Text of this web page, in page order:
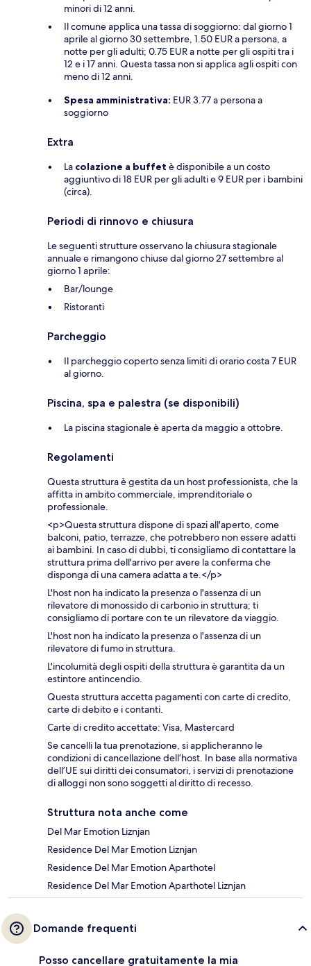
minori di 12 anni.
Il comune applica una tassa di soggiorno: dal giorno 1
aprile al giorno 30 settembre, 1.50 EUR a persona, a
notte per gli adulti; 0.75 EUR a notte per gli ospiti tra i
12 e i 17 anni. Questa tassa non si applica agli ospiti con
meno di 12 anni.
Spesa amministrativa: EUR 3.77 a persona a
soggiorno
Extra
La colazione a buffet è disponibile a un costo
aggiuntivo di 18 EUR per gli adulti e 9 EUR per i bambini
(circa).
Periodi di rinnovo e chiusura
Le seguenti strutture osservano la chiusura stagionale
annuale e rimangono chiuse dal giorno 27 settembre al
giorno 1 aprile:
Bar/lounge
Ristoranti
Parcheggio
Il parcheggio coperto senza limiti di orario costa 7 EUR
al giorno.
Piscina, spa e palestra (se disponibili)
La piscina stagionale è aperta da maggio a ottobre.
Regolamenti
Questa struttura è gestita da un host professionista, che la
affitta in ambito commerciale, imprenditoriale o
professionale.
<p>Questa struttura dispone di spazi all'aperto, come
balconi, patio, terrazze, che potrebbero non essere adatti
ai bambini. In caso di dubbi, ti consigliamo di contattare la
struttura prima dell'arrivo per avere la conferma che
disponga di una camera adatta a te.</p>
L'host non ha indicato la presenza o l'assenza di un
rilevatore di monossido di carbonio in struttura; ti
consigliamo di portare con te un rilevatore da viaggio.
L'host non ha indicato la presenza o l'assenza di un
rilevatore di fumo in struttura.
L'incolumità degli ospiti della struttura è garantita da un
estintore antincendio.
Questa struttura accetta pagamenti con carte di credito,
carte di debito e i contanti.
Carte di credito accettate: Visa, Mastercard
Se cancelli la tua prenotazione, si applicheranno le
condizioni di cancellazione dell’host. In base alla normativa
dell’UE sui diritti dei consumatori, i servizi di prenotazione
di alloggi non sono soggetti al diritto di recesso.
Struttura nota anche come
Del Mar Emotion Liznjan
Residence Del Mar Emotion Liznjan
Residence Del Mar Emotion Aparthotel
Residence Del Mar Emotion Aparthotel Liznjan
Domande frequenti
Posso cancellare gratuitamente la mia